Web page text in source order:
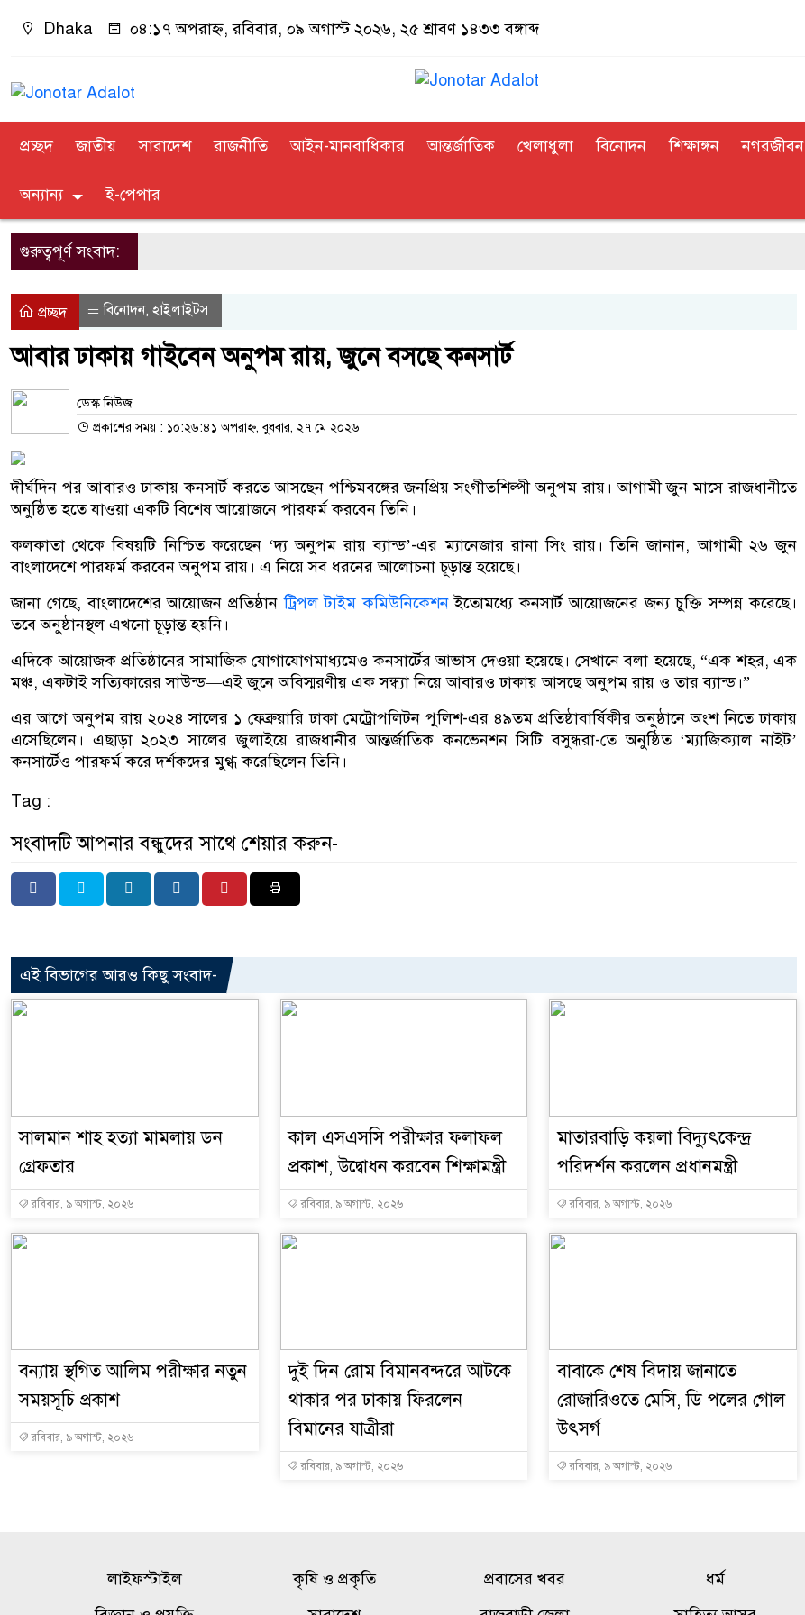
Dhaka ০৪:১৭ অপরাহ্ন, রবিবার, ০৯ অগাস্ট ২০২৬, ২৫ শ্রাবণ ১৪৩৩ বঙ্গাব্দ
প্রচ্ছদ জাতীয় সারাদেশ রাজনীতি আইন-মানবাধিকার আন্তর্জাতিক খেলাধুলা বিনোদন শিক্ষাঙ্গন নগরজীবন
অন্যান্য ই-পেপার
গুরুত্বপূর্ণ সংবাদ:
প্রচ্ছদ বিনোদন,হাইলাইটস
আবার ঢাকায় গাইবেন অনুপম রায়, জুনে বসছে কনসার্ট
ডেস্ক নিউজ
প্রকাশের সময় : ১০:২৬:৪১ অপরাহ্ন, বুধবার, ২৭ মে ২০২৬
দীর্ঘদিন পর আবারও ঢাকায় কনসার্ট করতে আসছেন পশ্চিমবঙ্গের জনপ্রিয় সংগীতশিল্পীঅনুপম রায়। আগামী জুন মাসে রাজধানীতে
অনুষ্ঠিত হতে যাওয়া একটি বিশেষ আয়োজনে পারফর্ম করবেন তিনি।
কলকাতা থেকে বিষয়টি নিশ্চিত করেছেন ‘দ্য অনুপম রায় ব্যান্ড’-এর ম্যানেজাররানা সিং রায়। তিনি জানান, আগামী ২৬ জুন
বাংলাদেশে পারফর্ম করবেন অনুপম রায়। এ নিয়ে সব ধরনের আলোচনা চূড়ান্ত হয়েছে।
জানা গেছে, বাংলাদেশের আয়োজন প্রতিষ্ঠানট্রিপল টাইম কমিউনিকেশনইতোমধ্যে কনসার্ট আয়োজনের জন্য চুক্তি সম্পন্ন করেছে।
তবে অনুষ্ঠানস্থল এখনো চূড়ান্ত হয়নি।
এদিকে আয়োজক প্রতিষ্ঠানের সামাজিক যোগাযোগমাধ্যমেও কনসার্টের আভাস দেওয়া হয়েছে। সেখানে বলা হয়েছে, “এক শহর, এক
মঞ্চ, একটাই সত্যিকারের সাউন্ড—এই জুনে অবিস্মরণীয় এক সন্ধ্যা নিয়ে আবারও ঢাকায় আসছে অনুপম রায় ও তার ব্যান্ড।”
এর আগেঅনুপম রায়২০২৪ সালের ১ ফেব্রুয়ারিঢাকা মেট্রোপলিটন পুলিশ-এর ৪৯তম প্রতিষ্ঠাবার্ষিকীর অনুষ্ঠানে অংশ নিতে ঢাকায়
এসেছিলেন। এছাড়া ২০২৩ সালের জুলাইয়ে রাজধানীরআন্তর্জাতিক কনভেনশন সিটি বসুন্ধরা-তে অনুষ্ঠিত ‘ম্যাজিক্যাল নাইট’
কনসার্টেও পারফর্ম করে দর্শকদের মুগ্ধ করেছিলেন তিনি।
Tag :
সংবাদটি আপনার বন্ধুদের সাথে শেয়ার করুন-
এই বিভাগের আরও কিছু সংবাদ-
সালমান শাহ হত্যা মামলায় ডন
গ্রেফতার
রবিবার, ৯ অগাস্ট, ২০২৬
কাল এসএসসি পরীক্ষার ফলাফল
প্রকাশ, উদ্বোধন করবেন শিক্ষামন্ত্রী
রবিবার, ৯ অগাস্ট, ২০২৬
মাতারবাড়ি কয়লা বিদ্যুৎকেন্দ্র
পরিদর্শন করলেন প্রধানমন্ত্রী
রবিবার, ৯ অগাস্ট, ২০২৬
বন্যায় স্থগিত আলিম পরীক্ষার নতুন
সময়সূচি প্রকাশ
রবিবার, ৯ অগাস্ট, ২০২৬
দুই দিন রোম বিমানবন্দরে আটকে
থাকার পর ঢাকায় ফিরলেন
বিমানের যাত্রীরা
রবিবার, ৯ অগাস্ট, ২০২৬
বাবাকে শেষ বিদায় জানাতে
রোজারিওতে মেসি, ডি পলের গোল
উৎসর্গ
রবিবার, ৯ অগাস্ট, ২০২৬
লাইফস্টাইল কৃষি ও প্রকৃতি প্রবাসের খবর ধর্ম